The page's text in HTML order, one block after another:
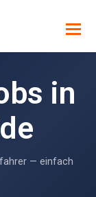
in
— einfach